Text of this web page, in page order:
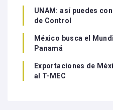
UNAM: así puedes
de Control
México busca el
Panamá
Exportaciones de
al T-MEC